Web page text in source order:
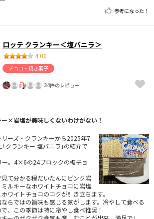
参考になった！
ロッテ クランキー＜塩バニラ＞
4.00
チョコ・焼き菓子
34件のレビュー
×岩塩が美味しくないわけがない！
ーズ・クランキーから2025年7
クランキー 塩バニラ｣の紹介で
。4×6の24ブロックの板チョ
て分かる程だいたんにピンク岩
ルキーなホワイトチョコに岩塩
ワイトチョコのコクが引き立ちます。
らではの旨味も感じる気がします。冷やして食べる
、この季節は特に冷やし食べ推奨！